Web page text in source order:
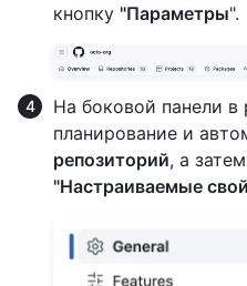
кнопку "Параметры".
На боковой панели в
планирование и
репозиторий, а
"Настраиваемые